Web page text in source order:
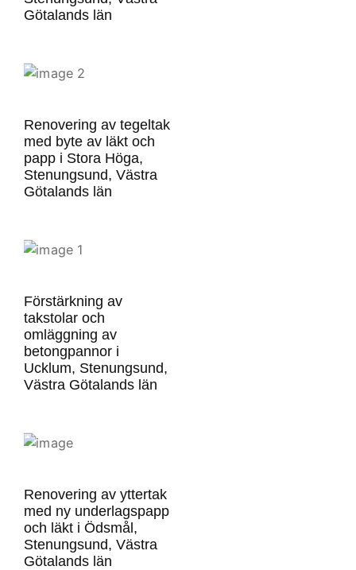
Götalands län
Renovering av tegeltak
med byte av läkt och
papp i Stora Höga,
Stenungsund, Västra
Götalands län
Förstärkning av
takstolar och
omläggning av
betongpannor i
Ucklum, Stenungsund,
Västra Götalands län
Renovering av yttertak
med ny underlagspapp
och läkt i Ödsmål,
Stenungsund, Västra
Götalands län